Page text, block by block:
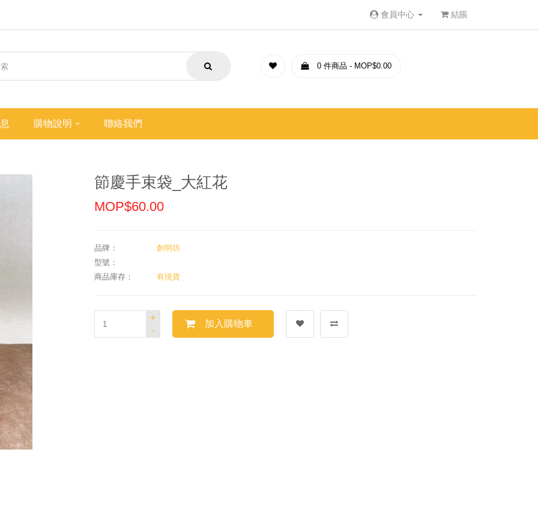
會員中心 結賬
0 件商品 - MOP$0.00
購物說明 聯絡我們
節慶手束袋_大紅花
MOP$60.00
品牌：
創明坊
型號：
商品庫存：
有現貨
-
+
加入購物車